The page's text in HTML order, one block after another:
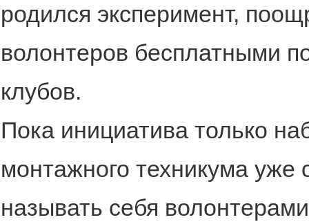
родился эксперимент,
волонтеров бесплатными
клубов.
Пока инициатива только
монтажного техникума уже
называть себя